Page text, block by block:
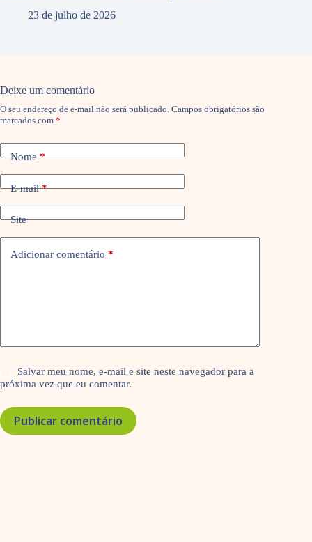
23 de julho de 2026
Deixe um comentário
O seu endereço de e-mail não será publicado. Campos obrigatórios são
marcados com *
Nome*
E-mail*
Site
Adicionar comentário *
Salvar meu nome, e-mail e site neste navegador para a
próxima vez que eu comentar.
Publicar comentário